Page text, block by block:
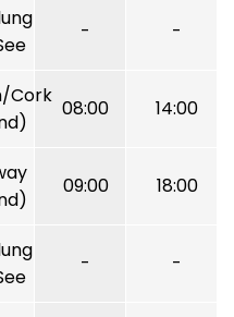
- -
Cork
08:00 14:00
09:00 18:00
- -